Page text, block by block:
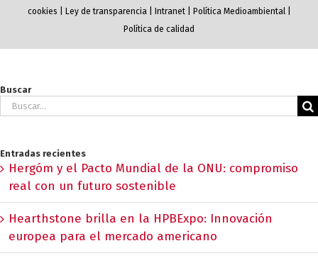
cookies
Ley de transparencia| Intranet| Política Medioambiental|
Política de calidad
Buscar
Buscar:
Entradas recientes
Hergóm y el Pacto Mundial de la ONU: compromiso
real con un futuro sostenible
Hearthstone brilla en la HPBExpo: Innovación
europea para el mercado americano